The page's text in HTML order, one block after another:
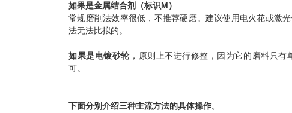
如果是金属结合剂（标识M）
常规磨削法效率很低，不推荐硬磨。建议使用电火花或激
法无法比拟的。
如果是电镀砂轮 ，原则上不进行修整，因为它的磨料只
可。
下面分别介绍三种主流方法的具体操作。